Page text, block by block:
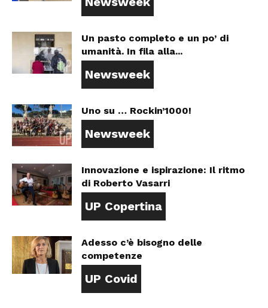
Un pasto completo e un po’ di
umanità. In fila alla...
Newsweek
Uno su … Rockin’1000!
Newsweek
Innovazione e ispirazione: Il ritmo
di Roberto Vasarri
UP Copertina
Adesso c’è bisogno delle
competenze
UP Covid